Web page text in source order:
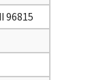
96815